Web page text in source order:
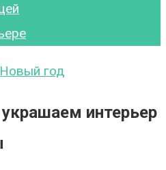
Новый год
интерьер